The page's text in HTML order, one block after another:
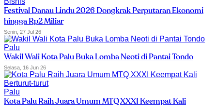
Festival Danau Lindu 2026 Dongkrak Perputaran Ekonomi
hingga Rp2 Miliar
Senin, 27 Jul 26
Palu
Wakil Wali Kota Palu Buka Lomba Neoti di Pantai Tondo
Selasa, 16 Jun 26
Palu
Kota Palu Raih Juara Umum MTQ XXXI Keempat Kali